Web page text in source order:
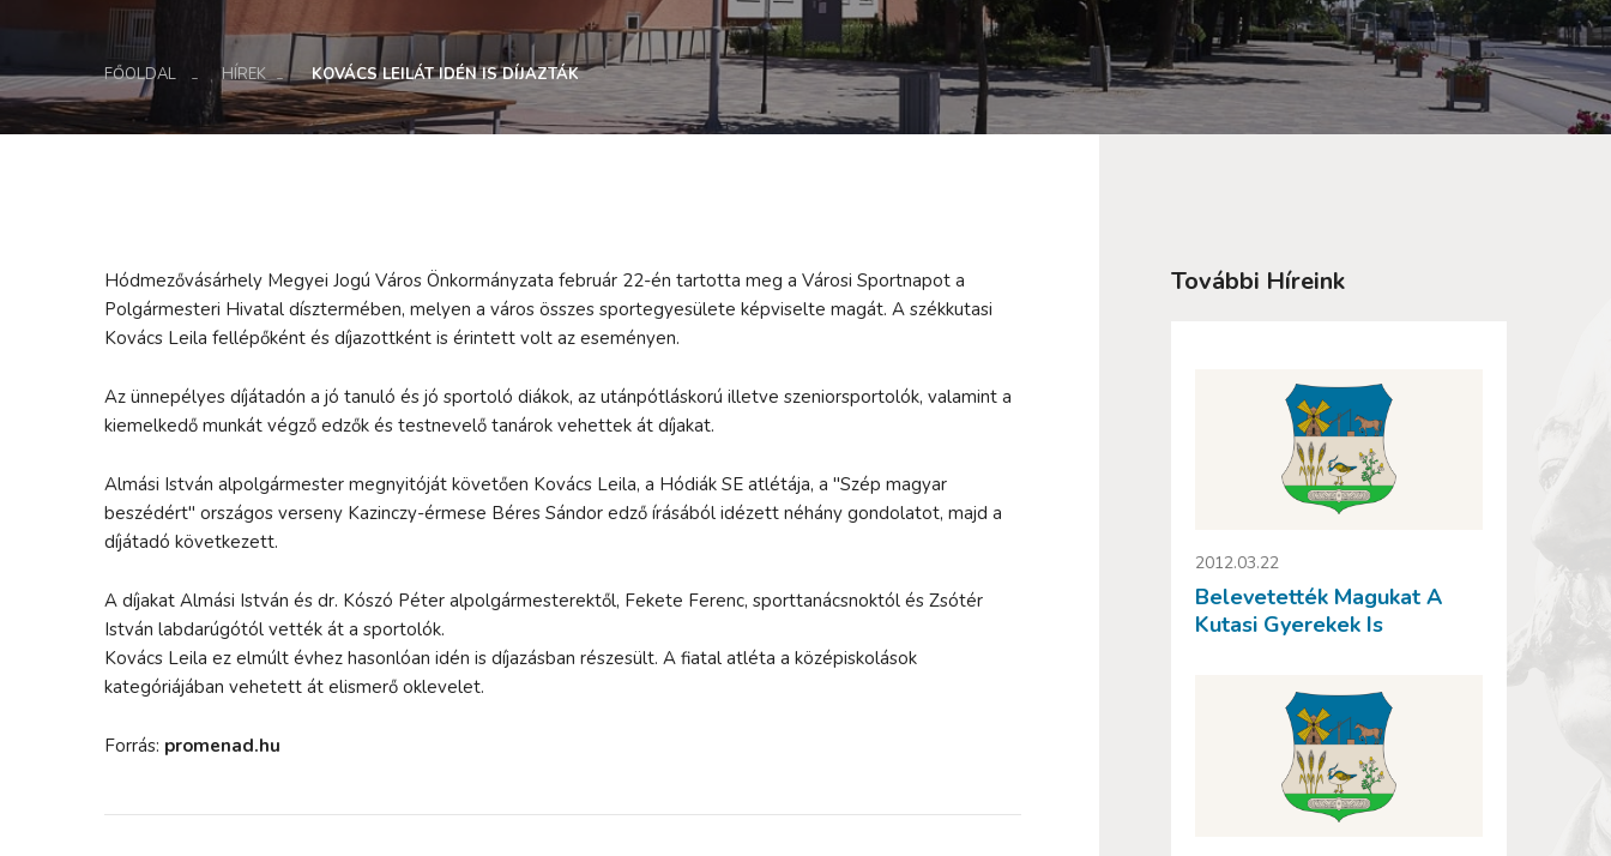
FŐOLDAL HÍREK KOVÁCS LEILÁT IDÉN IS DÍJAZTÁK
Hódmezővásárhely Megyei Jogú Város Önkormányzata február 22-én tartotta meg a Városi Sportnapot a
Polgármesteri Hivatal dísztermében, melyen a város összes sportegyesülete képviselte magát. A székkutasi
Kovács Leila fellépőként és díjazottként is érintett volt az eseményen.
Az ünnepélyes díjátadón a jó tanuló és jó sportoló diákok, az utánpótláskorú illetve szeniorsportolók, valamint a
kiemelkedő munkát végző edzők és testnevelő tanárok vehettek át díjakat.
Almási István alpolgármester megnyitóját követően Kovács Leila, a Hódiák SE atlétája, a "Szép magyar
beszédért" országos verseny Kazinczy-érmese Béres Sándor edző írásából idézett néhány gondolatot, majd a
díjátadó következett.
A díjakat Almási István és dr. Kószó Péter alpolgármesterektől, Fekete Ferenc, sporttanácsnoktól és Zsótér
István labdarúgótól vették át a sportolók.
Kovács Leila ez elmúlt évhez hasonlóan idén is díjazásban részesült. A fiatal atléta a középiskolások
kategóriájában vehetett át elismerő oklevelet.
Forrás: promenad.hu
További Híreink
2012.03.22
Belevetették Magukat A
Kutasi Gyerekek Is